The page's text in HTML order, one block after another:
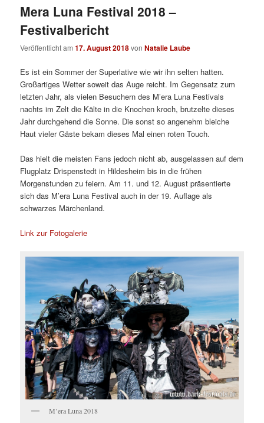
Mera Luna Festival 2018 –
Festivalbericht
Veröffentlicht am17. August 2018vonNatalie Laube
Es ist ein Sommer der Superlative wie wir ihn selten hatten.
Großartiges Wetter soweit das Auge reicht. Im Gegensatz zum
letzten Jahr, als vielen Besuchern des M’era Luna Festivals
nachts im Zelt die Kälte in die Knochen kroch, brutzelte dieses
Jahr durchgehend die Sonne. Die sonst so angenehm bleiche
Haut vieler Gäste bekam dieses Mal einen roten Touch.
Das hielt die meisten Fans jedoch nicht ab, ausgelassen auf dem
Flugplatz Drispenstedt in Hildesheim bis in die frühen
Morgenstunden zu feiern. Am 11. und 12. August präsentierte
sich das M’era Luna Festival auch in der 19. Auflage als
schwarzes Märchenland.
Link zur Fotogalerie
M’era Luna 2018